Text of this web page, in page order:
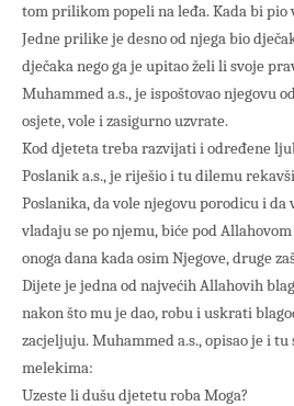
tom prilikom popeli na leđa. Kada bi pio
Jedne prilike je desno od njega bio
dječaka nego ga je upitao želi li svoje
Muhammed a.s., je ispoštovao njegovu
osjete, vole i zasigurno uzvrate.
Kod djeteta treba razvijati i određene
Poslanik a.s., je riješio i tu dilemu
Poslanika, da vole njegovu porodicu i
vladaju se po njemu, biće pod
onoga dana kada osim Njegove, druge
Dijete je jedna od najvećih Allahovih
nakon što mu je dao, robu i uskrati
zacjeljuju. Muhammed a.s., opisao je i
melekima:
Uzeste li dušu djetetu roba Moga?